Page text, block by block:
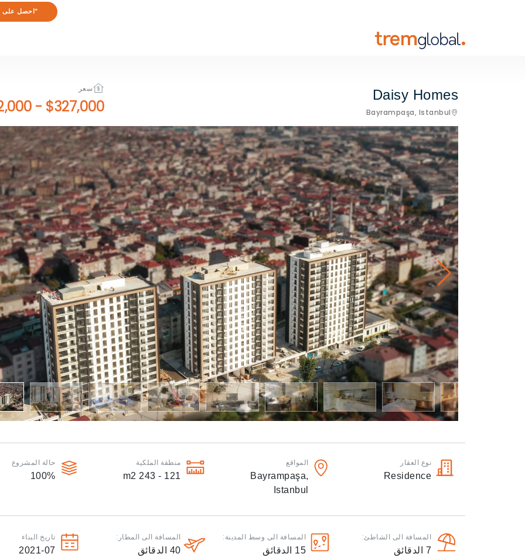
"احصل على
Daisy Homes
Bayrampaşa, Istanbul
سعر
$327,000
-
نوع العقار
Residence
المواقع
Bayrampaşa,
Istanbul
منطقة الملكية
121 - 243
حالة المشروع
100%
المسافة الى الشاطئ:
7
الدقائق
المسافة الى وسط المدينة:
15
الدقائق
المسافة الى المطار:
40
الدقائق
تاريخ البناء
2021-07